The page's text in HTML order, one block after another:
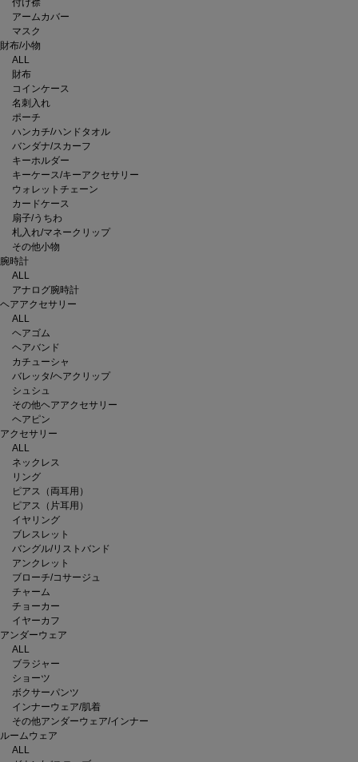
付け襟
アームカバー
マスク
財布/小物
ALL
財布
コインケース
名刺入れ
ポーチ
ハンカチ/ハンドタオル
バンダナ/スカーフ
キーホルダー
キーケース/キーアクセサリー
ウォレットチェーン
カードケース
扇子/うちわ
札入れ/マネークリップ
その他小物
腕時計
ALL
アナログ腕時計
ヘアアクセサリー
ALL
ヘアゴム
ヘアバンド
カチューシャ
バレッタ/ヘアクリップ
シュシュ
その他ヘアアクセサリー
ヘアピン
アクセサリー
ALL
ネックレス
リング
ピアス（両耳用）
ピアス（片耳用）
イヤリング
ブレスレット
バングル/リストバンド
アンクレット
ブローチ/コサージュ
チャーム
チョーカー
イヤーカフ
アンダーウェア
ALL
ブラジャー
ショーツ
ボクサーパンツ
インナーウェア/肌着
その他アンダーウェア/インナー
ルームウェア
ALL